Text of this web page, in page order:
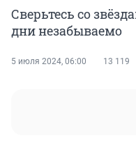
Сверьтесь со
дни незабываемо
5 июля 2024, 06:00 13 119